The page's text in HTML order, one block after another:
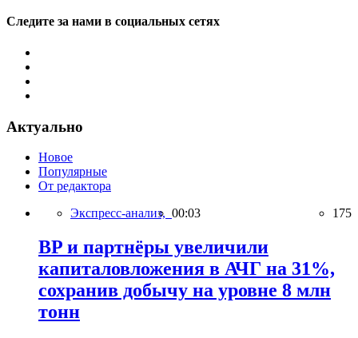
Следите за нами в социальных сетях
Актуально
Новое
Популярные
От редактора
Экспресс-анализ, 00:03 175
BP и партнёры увеличили
капиталовложения в АЧГ на 31%,
сохранив добычу на уровне 8 млн
тонн